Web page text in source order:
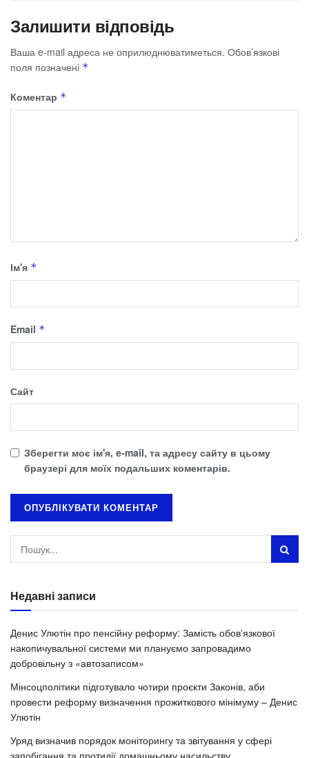
Залишити відповідь
Ваша e-mail адреса не оприлюднюватиметься. Обов’язкові
поля позначені *
Коментар *
Ім'я *
Email *
Сайт
Зберегти моє ім'я, e-mail, та адресу сайту в цьому
браузері для моїх подальших коментарів.
Недавні записи
Денис Улютін про пенсійну реформу: Замість обовʼязкової
накопичувальної системи ми плануємо запровадимо
добровільну з «автозаписом»
Мінсоцполітики підготувало чотири проєкти Законів, аби
провести реформу визначення прожиткового мінімуму – Денис
Улютін
Уряд визначив порядок моніторингу та звітування у сфері